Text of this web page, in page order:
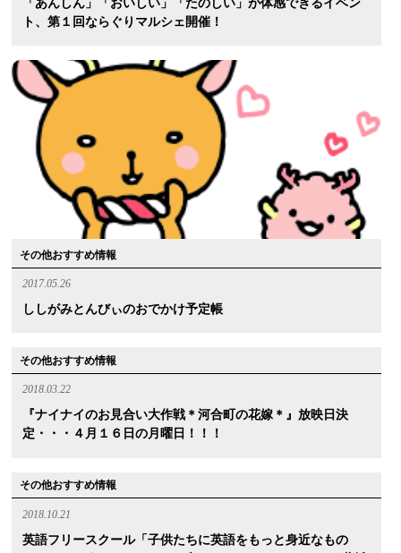
ト、第１回ならぐりマルシェ開催！
その他おすすめ情報
2017.05.26
ししがみとんびぃのおでかけ予定帳
その他おすすめ情報
2018.03.22
『ナイナイのお見合い大作戦＊河合町の花嫁＊』放映日決
定・・・４月１６日の月曜日！！！
その他おすすめ情報
2018.10.21
英語フリースクール「子供たちに英語をもっと身近なもの